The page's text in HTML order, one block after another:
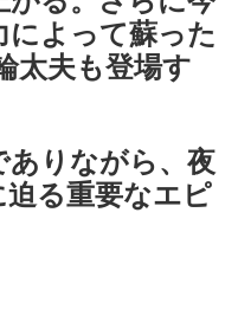
によって蘇った
太夫も登場す
ありながら、夜
る重要なエピ